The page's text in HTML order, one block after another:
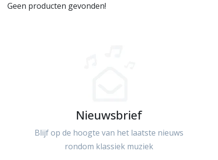
Geen producten gevonden!
Nieuwsbrief
Blijf op de hoogte van het laatste nieuws
rondom klassiek muziek